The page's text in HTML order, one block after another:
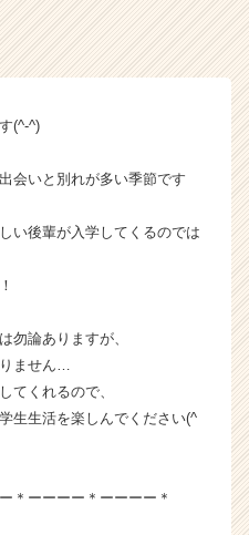
(^-^)
会いと別れが多い季節です
い後輩が入学してくるのでは
勿論ありますが、
ません…
てくれるので、
生生活を楽しんでください(^
＊ーーーー＊ーーーー＊